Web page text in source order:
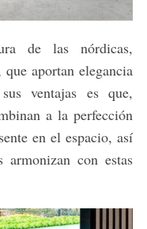
de las nórdicas,
que aportan elegancia
ventajas es que,
a la perfección
en el espacio, así
con estas